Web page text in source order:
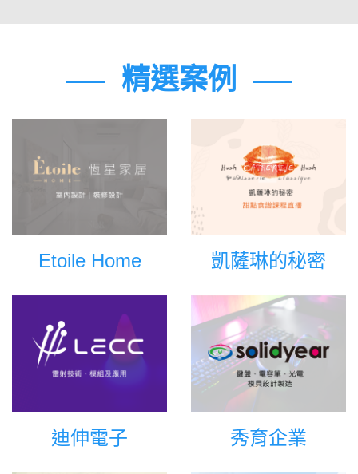
精選案例
Etoile Home 凱薩琳的秘密
迪伸電子 秀育企業